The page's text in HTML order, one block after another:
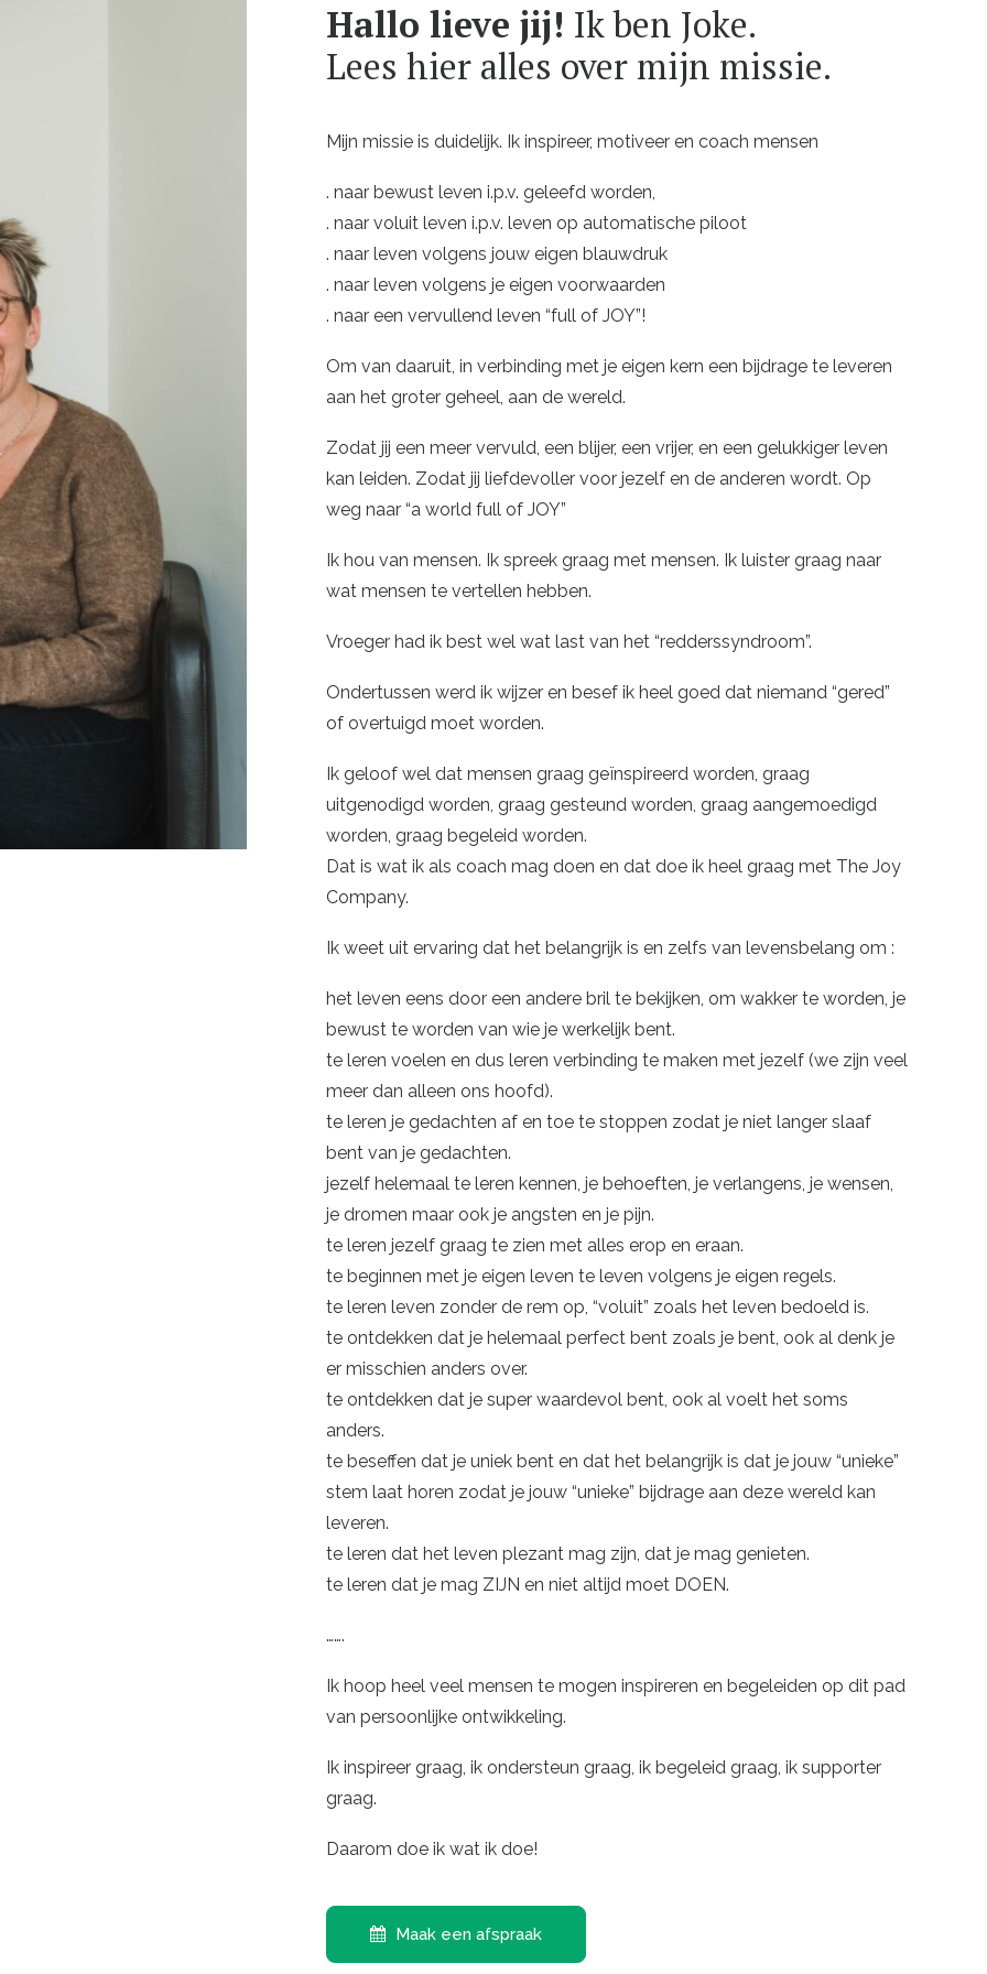
Hallo lieve jij! Ik ben Joke.
Lees hier alles over mijn missie.
Mijn missie is duidelijk. Ik inspireer, motiveer en coach mensen
. naar bewust leven i.p.v. geleefd worden,
. naar voluit leven i.p.v. leven op automatische piloot
. naar leven volgens jouw eigen blauwdruk
. naar leven volgens je eigen voorwaarden
. naar een vervullend leven “full of JOY”!
Om van daaruit, in verbinding met je eigen kern een bijdrage te leveren
aan het groter geheel, aan de wereld.
Zodat jij een meer vervuld, een blijer, een vrijer, en een gelukkiger leven
kan leiden. Zodat jij liefdevoller voor jezelf en de anderen wordt. Op
weg naar “a world full of JOY”
Ik hou van mensen. Ik spreek graag met mensen. Ik luister graag naar
wat mensen te vertellen hebben.
Vroeger had ik best wel wat last van het “redderssyndroom”.
Ondertussen werd ik wijzer en besef ik heel goed dat niemand “gered”
of overtuigd moet worden.
Ik geloof wel dat mensen graag geïnspireerd worden, graag
uitgenodigd worden, graag gesteund worden, graag aangemoedigd
worden, graag begeleid worden.
Dat is wat ik als coach mag doen en dat doe ik heel graag met The Joy
Company.
Ik weet uit ervaring dat het belangrijk is en zelfs van levensbelang om :
het leven eens door een andere bril te bekijken, om wakker te worden, je
bewust te worden van wie je werkelijk bent.
te leren voelen en dus leren verbinding te maken met jezelf (we zijn veel
meer dan alleen ons hoofd).
te leren je gedachten af en toe te stoppen zodat je niet langer slaaf
bent van je gedachten.
jezelf helemaal te leren kennen, je behoeften, je verlangens, je wensen,
je dromen maar ook je angsten en je pijn.
te leren jezelf graag te zien met alles erop en eraan.
te beginnen met je eigen leven te leven volgens je eigen regels.
te leren leven zonder de rem op, “voluit” zoals het leven bedoeld is.
te ontdekken dat je helemaal perfect bent zoals je bent, ook al denk je
er misschien anders over.
te ontdekken dat je super waardevol bent, ook al voelt het soms
anders.
te beseffen dat je uniek bent en dat het belangrijk is dat je jouw “unieke”
stem laat horen zodat je jouw “unieke” bijdrage aan deze wereld kan
leveren.
te leren dat het leven plezant mag zijn, dat je mag genieten.
te leren dat je mag ZIJN en niet altijd moet DOEN.
…….
Ik hoop heel veel mensen te mogen inspireren en begeleiden op dit pad
van persoonlijke ontwikkeling.
Ik inspireer graag, ik ondersteun graag, ik begeleid graag, ik supporter
graag.
Daarom doe ik wat ik doe!
Maak een afspraak